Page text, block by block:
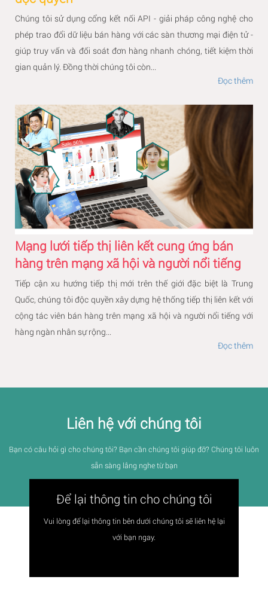
Chúng tôi sử dụng cổng kết nối API - giải pháp công nghệ cho
phép trao đổi dữ liệu bán hàng với các sàn thương mại điện tử -
giúp truy vấn và đối soát đơn hàng nhanh chóng, tiết kiệm thời
gian quản lý. Đồng thời chúng tôi còn...
Đọc thêm
Mạng lưới tiếp thị liên kết cung ứng bán
hàng trên mạng xã hội và người nổi tiếng
Tiếp cận xu hướng tiếp thị mới trên thế giới đặc biệt là Trung
Quốc, chúng tôi độc quyền xây dựng hệ thống tiếp thị liên kết với
cộng tác viên bán hàng trên mạng xã hội và người nổi tiếng với
hàng ngàn nhân sự rộng...
Đọc thêm
Liên hệ với chúng tôi
Bạn có câu hỏi gì cho chúng tôi? Bạn cần chúng tôi giúp đỡ? Chúng tôi luôn
sẵn sàng lắng nghe từ bạn
Để lại thông tin cho chúng tôi
Vui lòng để lại thông tin bên dưới chúng tôi sẽ liên hệ lại
với bạn ngay.